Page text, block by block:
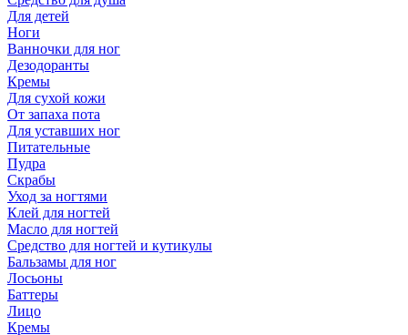
Для детей
Ноги
Ванночки для ног
Дезодоранты
Кремы
Для сухой кожи
От запаха пота
Для уставших ног
Питательные
Пудра
Скрабы
Уход за ногтями
Клей для ногтей
Масло для ногтей
Средство для ногтей и кутикулы
Бальзамы для ног
Лосьоны
Баттеры
Лицо
Кремы